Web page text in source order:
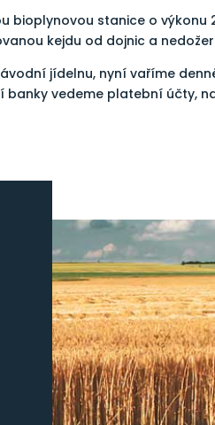
bioplynovou stanice o výkonu
kejdu od dojnic a
jídelnu, nyní vaříme
vedeme platební účty,